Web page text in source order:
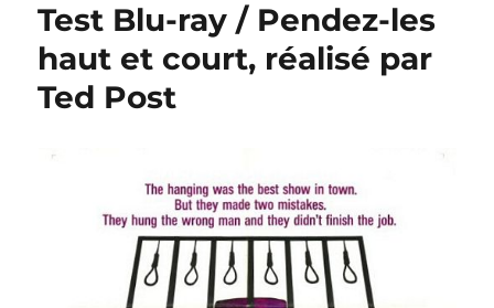
Test Blu-ray / Pendez-les
haut et court, réalisé par
Ted Post